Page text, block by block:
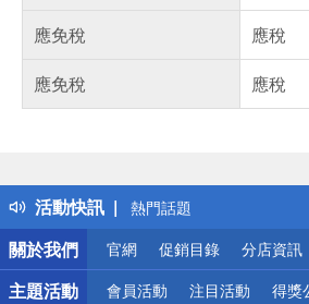
應免稅
應稅
應免稅
應稅
活動快訊
得獎公告
熱門話題
銀行優惠
偏遠地區配送
詐騙網頁！請小心！
關於我們
官網 促銷目錄 分店資訊
主題活動 會員活動 注目活動 得獎